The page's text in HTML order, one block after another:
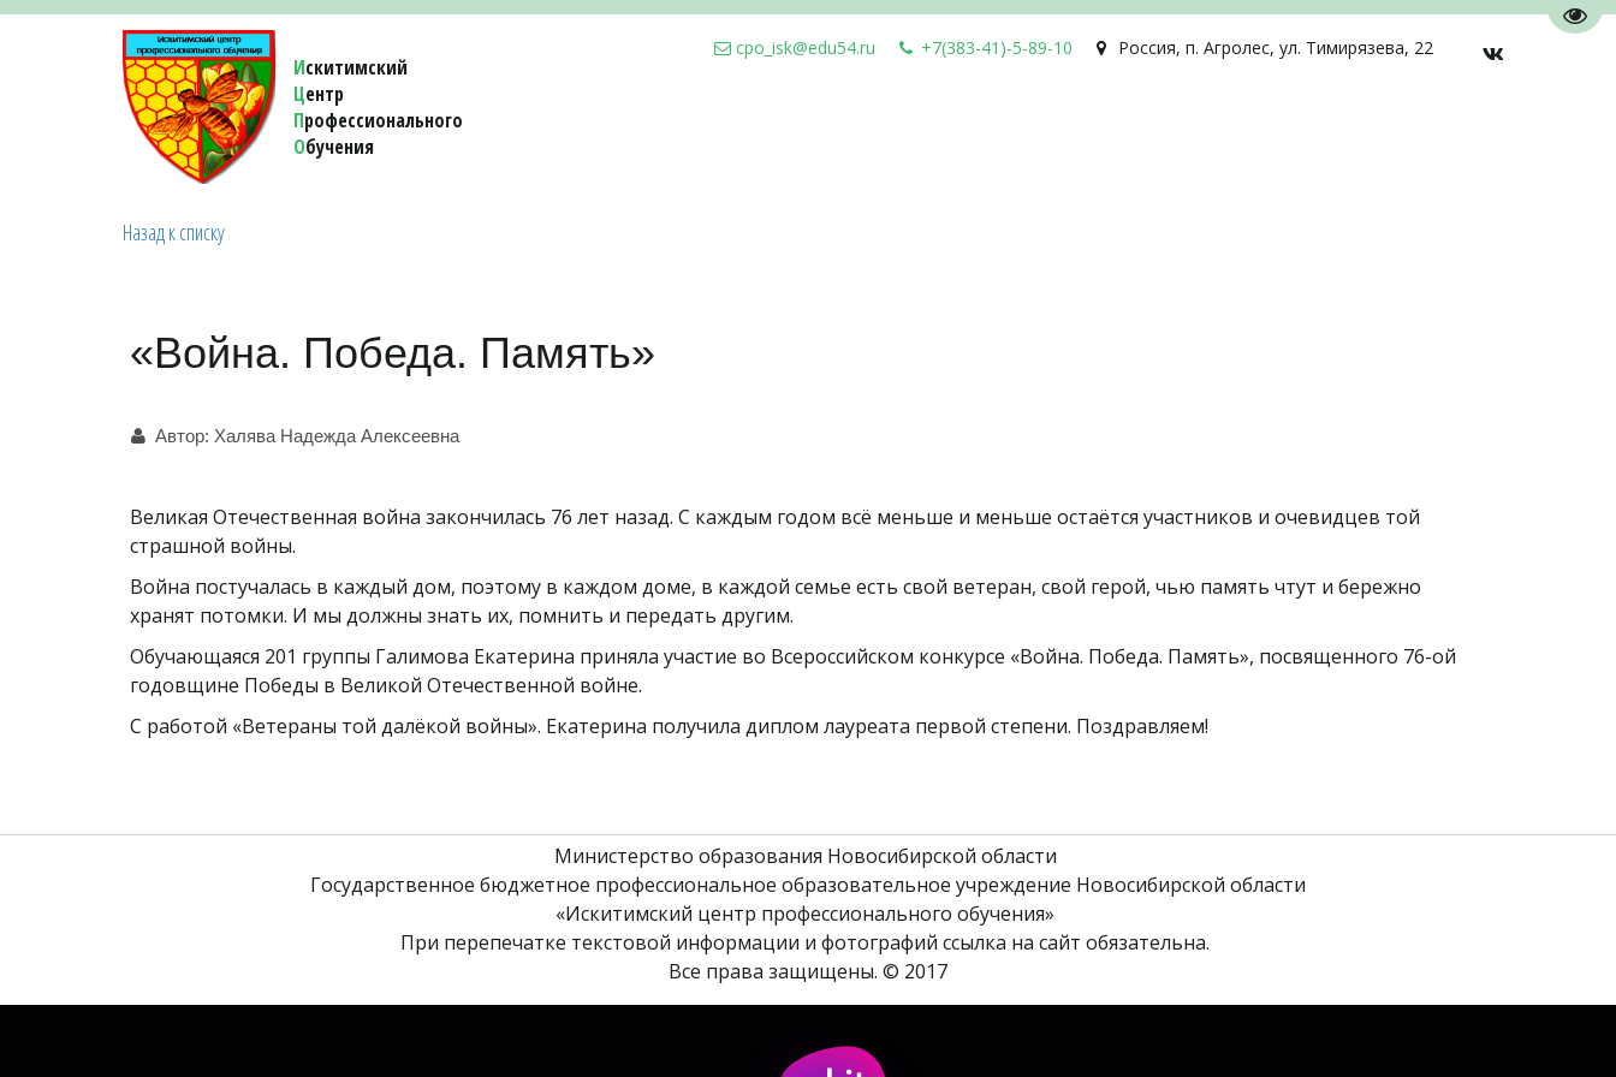
Искитимский
Центр
Профессионального
Обучения
Россия, п. Агролес, ул. Тимирязева, 22
+7(383-41)-5-89-10
cpo_isk@edu54.ru
Назад к списку
«Война. Победа. Память»
Автор: Халява Надежда Алексеевна
Великая Отечественная война закончилась 76 лет назад. С каждым годом всё меньше и меньше остаётся участников и очевидцев той
страшной войны.
Война постучалась в каждый дом, поэтому в каждом доме, в каждой семье есть свой ветеран, свой герой, чью память чтут и бережно
хранят потомки. И мы должны знать их, помнить и передать другим.
Обучающаяся 201 группы Галимова Екатерина приняла участие во Всероссийском конкурсе «Война. Победа. Память», посвященного 76-ой
годовщине Победы в Великой Отечественной войне.
С работой «Ветераны той далёкой войны». Екатерина получила диплом лауреата первой степени. Поздравляем!
Министерство образования Новосибирской области
Государственное бюджетное профессиональное образовательное учреждение Новосибирской области
«Искитимский центр профессионального обучения»
При перепечатке текстовой информации и фотографий ссылка на сайт обязательна.
Все права защищены. © 2017